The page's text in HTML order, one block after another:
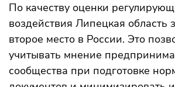
По качеству оценки
воздействия Липецкая область
второе место в России. Это
учитывать мнение
сообщества при подготовке